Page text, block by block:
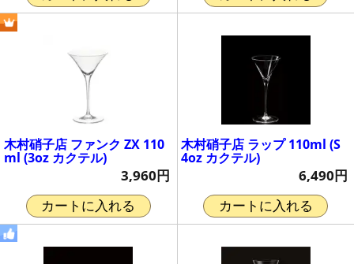
木村硝子店 ファンク ZX 110
ml (3oz カクテル)
3,960円
カートに入れる
木村硝子店 ラップ 110ml (S
4oz カクテル)
6,490円
カートに入れる